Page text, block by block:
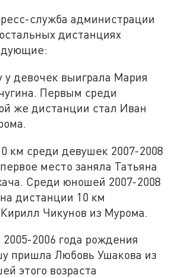
служба администрации
дистанциях
у девочек выиграла Мария
Первым среди
же дистанции стал Иван
км среди девушек 2007-2008
место заняла Татьяна
Среди юношей 2007-2008
дистанции 10 км
Чикунов из Мурома.
2006 года рождения
пришла Любовь Ушакова из
этого возраста